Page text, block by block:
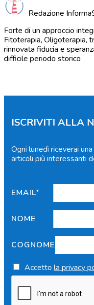
Redazione
Forte di un approccio
Fitoterapia, Oligoterapia,
rinnovata fiducia e
difficile periodo storico
ISCRIVITI ALLA
Ogni lunedì riceverai
articoli più interessanti
EMAIL*
NOME
COGNOME
Accetto la privacy